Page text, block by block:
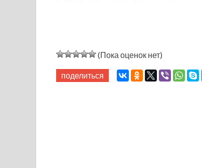
(Пока оценок нет)
поделиться